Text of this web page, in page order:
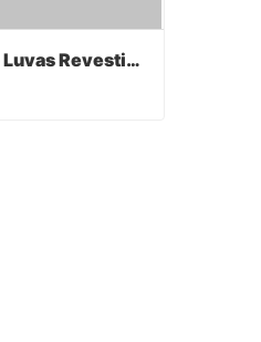
PVC Trabalho Luvas Revestidas